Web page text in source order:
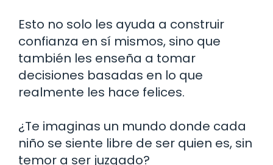
Esto no solo les ayuda a construir
confianza en sí mismos, sino que
también les enseña a tomar
decisiones basadas en lo que
realmente les hace felices.
¿Te imaginas un mundo donde cada
niño se siente libre de ser quien es, sin
temor a ser juzgado?